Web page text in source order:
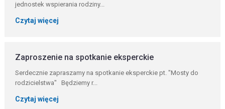
jednostek wspierania rodziny...
Czytaj więcej
Zaproszenie na spotkanie eksperckie
Serdecznie zapraszamy na spotkanie eksperckie pt. "Mosty do
rodzicielstwa" Będziemy r...
Czytaj więcej